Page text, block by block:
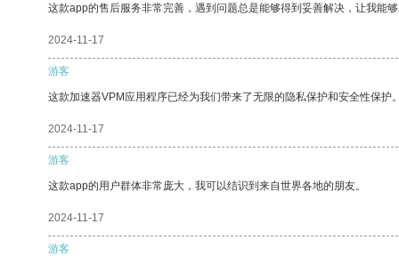
这款app的售后服务非常完善，遇到问题总是能够得到妥善解决，让我能
2024-11-17
游客
这款加速器VPM应用程序已经为我们带来了无限的隐私保护和安全性保护
2024-11-17
游客
这款app的用户群体非常庞大，我可以结识到来自世界各地的朋友。
2024-11-17
游客